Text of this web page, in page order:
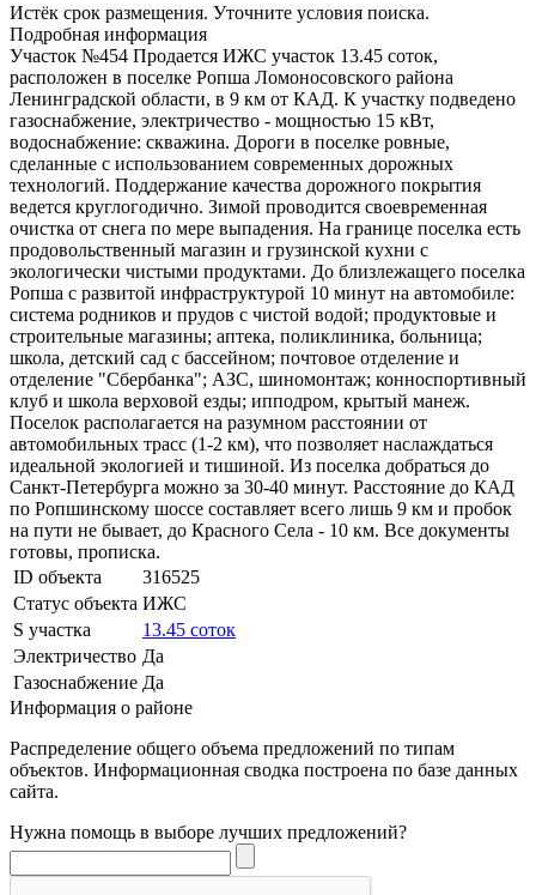
Истёк срок размещения. Уточните условия поиска.
Подробная информация
Участок №454 Продается ИЖС участок 13.45 соток,
расположен в поселке Ропша Ломоносовского района
Ленинградской области, в 9 км от КАД. К участку подведено
газоснабжение, электричество - мощностью 15 кВт,
водоснабжение: скважина. Дороги в поселке ровные,
сделанные с использованием современных дорожных
технологий. Поддержание качества дорожного покрытия
ведется круглогодично. Зимой проводится своевременная
очистка от снега по мере выпадения. На границе поселка есть
продовольственный магазин и грузинской кухни с
экологически чистыми продуктами. До близлежащего поселка
Ропша с развитой инфраструктурой 10 минут на автомобиле:
система родников и прудов с чистой водой; продуктовые и
строительные магазины; аптека, поликлиника, больница;
школа, детский сад с бассейном; почтовое отделение и
отделение "Сбербанка"; АЗС, шиномонтаж; конноспортивный
клуб и школа верховой езды; ипподром, крытый манеж.
Поселок располагается на разумном расстоянии от
автомобильных трасс (1-2 км), что позволяет наслаждаться
идеальной экологией и тишиной. Из поселка добраться до
Санкт-Петербурга можно за 30-40 минут. Расстояние до КАД
по Ропшинскому шоссе составляет всего лишь 9 км и пробок
на пути не бывает, до Красного Села - 10 км. Все документы
готовы, прописка.
ID объекта
316525
Статус объекта ИЖС
S участка
13.45 соток
Электричество Да
Газоснабжение Да
Информация о районе
Распределение общего объема предложений по типам
объектов. Информационная сводка построена по базе данных
сайта.
Нужна помощь в выборе лучших предложений?